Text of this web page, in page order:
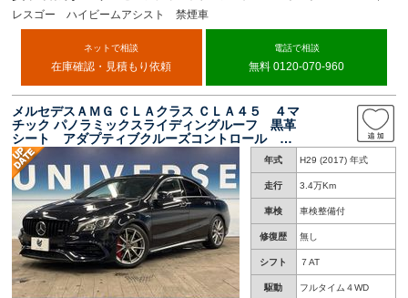
レスゴー ハイビームアシスト 禁煙車
ネットで相談
在庫確認・見積もり依頼
電話で相談
無料 0120-070-960
メルセデスＡＭＧ ＣＬＡクラス ＣＬＡ４５ ４マ
チック パノラミックスライディングルーフ 黒革
シート アダプティブクルーズコントロール 純
正ナビ バックカメラ ＡＭＧロゴ入りブレーキ
キャリパー スポーツサスペンション ドライブ
コントロールスイッチ ＥＴＣ
年式 H29 (2017) 年式
走行 3.4万Km
車検 車検整備付
修復歴 無し
シフト ７AT
駆動 フルタイム４WD